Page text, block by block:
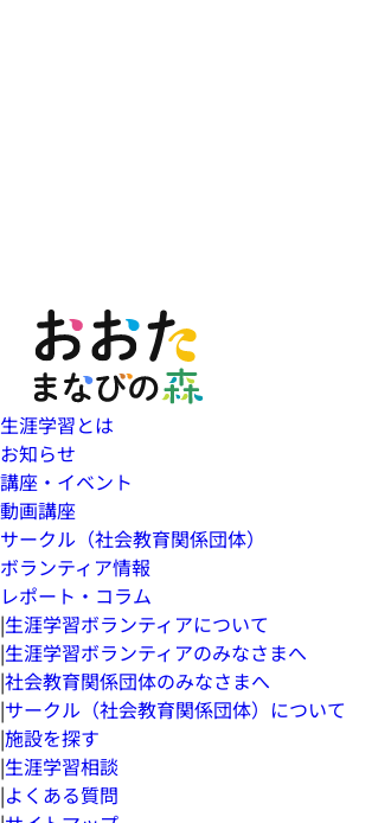
生涯学習とは
お知らせ
講座・イベント
動画講座
サークル（社会教育関係団体）
ボランティア情報
レポート・コラム
|生涯学習ボランティアについて
|生涯学習ボランティアのみなさまへ
|社会教育関係団体のみなさまへ
|サークル（社会教育関係団体）について
|施設を探す
|生涯学習相談
|よくある質問